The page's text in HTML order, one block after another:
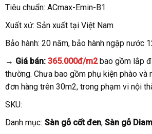
Tiêu chuẩn: ACmax-Emin-B1
Xuất xứ: Sản xuất tại Việt Nam
Bảo hành: 20 năm, bảo hành ngập nước
→ Giá bán: 365.000đ/m2bao gồm lắp
thường. Chưa bao gồm phụ kiện phào và
đơn hàng trên 30m2, trong phạm vi nội
SKU:
Danh mục: Sàn gỗ cốt đen, Sàn gỗ